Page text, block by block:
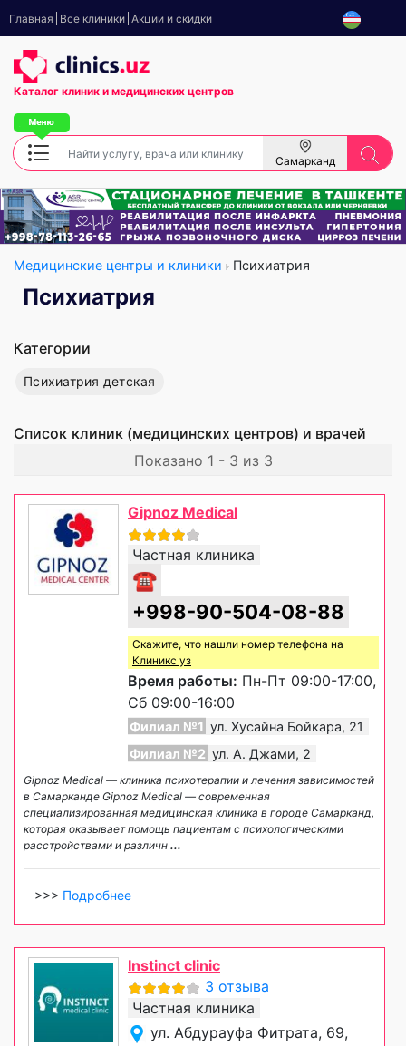
Главная Все клиники Акции и скидки
Каталог клиник и медицинских центров
Самарканд
Медицинские центры и клиники Психиатрия
Психиатрия
Категории
Психиатрия детская
Список клиник (медицинских центров) и врачей
Показано 1 - 3 из 3
Gipnoz Medical
Частная клиника
☎
+998-90-504-08-88
Скажите, что нашли номер телефона на
Клиникс уз
Время работы: Пн-Пт 09:00-17:00,
Сб 09:00-16:00
Филиал №1 ул. Хусайна Бойкара, 21
Филиал №2 ул. А. Джами, 2
Gipnoz Medical — клиника психотерапии и лечения зависимостей
в Самарканде Gipnoz Medical — современная
специализированная медицинская клиника в городе Самарканд,
которая оказывает помощь пациентам с психологическими
расстройствами и различн ...
>>> Подробнее
Instinct clinic
3 отзыва
Частная клиника
ул. Абдурауфа Фитрата, 69,